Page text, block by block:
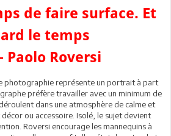
de faire surface. Et
le temps
Paolo Roversi
photographie représente un portrait à part
préfère travailler avec un minimum de
dans une atmosphère de calme et
ou accessoire. Isolé, le sujet devient
Roversi encourage les mannequins à